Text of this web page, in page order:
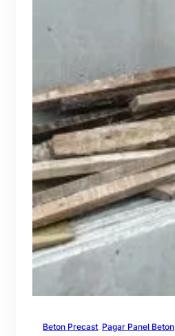
Beton Precast, Pagar Panel Beton